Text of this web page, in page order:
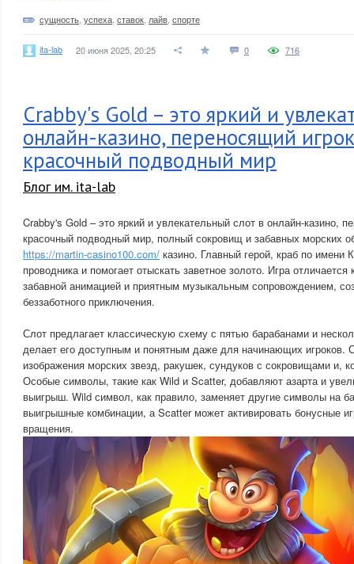
сущность успеха ставок лайв спорте
ita-lab 20 июня 2025, 20:25 0 716
Crabby's Gold – это яркий и
онлайн-казино, переносящий
красочный подводный мир
Блог им. ita-lab
Crabby's Gold – это яркий и увлекательный слот в онлайн-казино,
красочный подводный мир, полный сокровищ и забавных морских
https://martin-casino100.com/ казино. Главный герой, краб по имени
проводника и помогает отыскать заветное золото. Игра отличается
забавной анимацией и приятным музыкальным сопровождением,
беззаботного приключения.
Слот предлагает классическую схему с пятью барабанами и
делает его доступным и понятным даже для начинающих
изображения морских звезд, ракушек, сундуков с сокровищами и,
Особые символы, такие как Wild и Scatter, добавляют азарта и
выигрыш. Wild символ, как правило, заменяет другие символы на
выигрышные комбинации, а Scatter может активировать бонусные
вращения.